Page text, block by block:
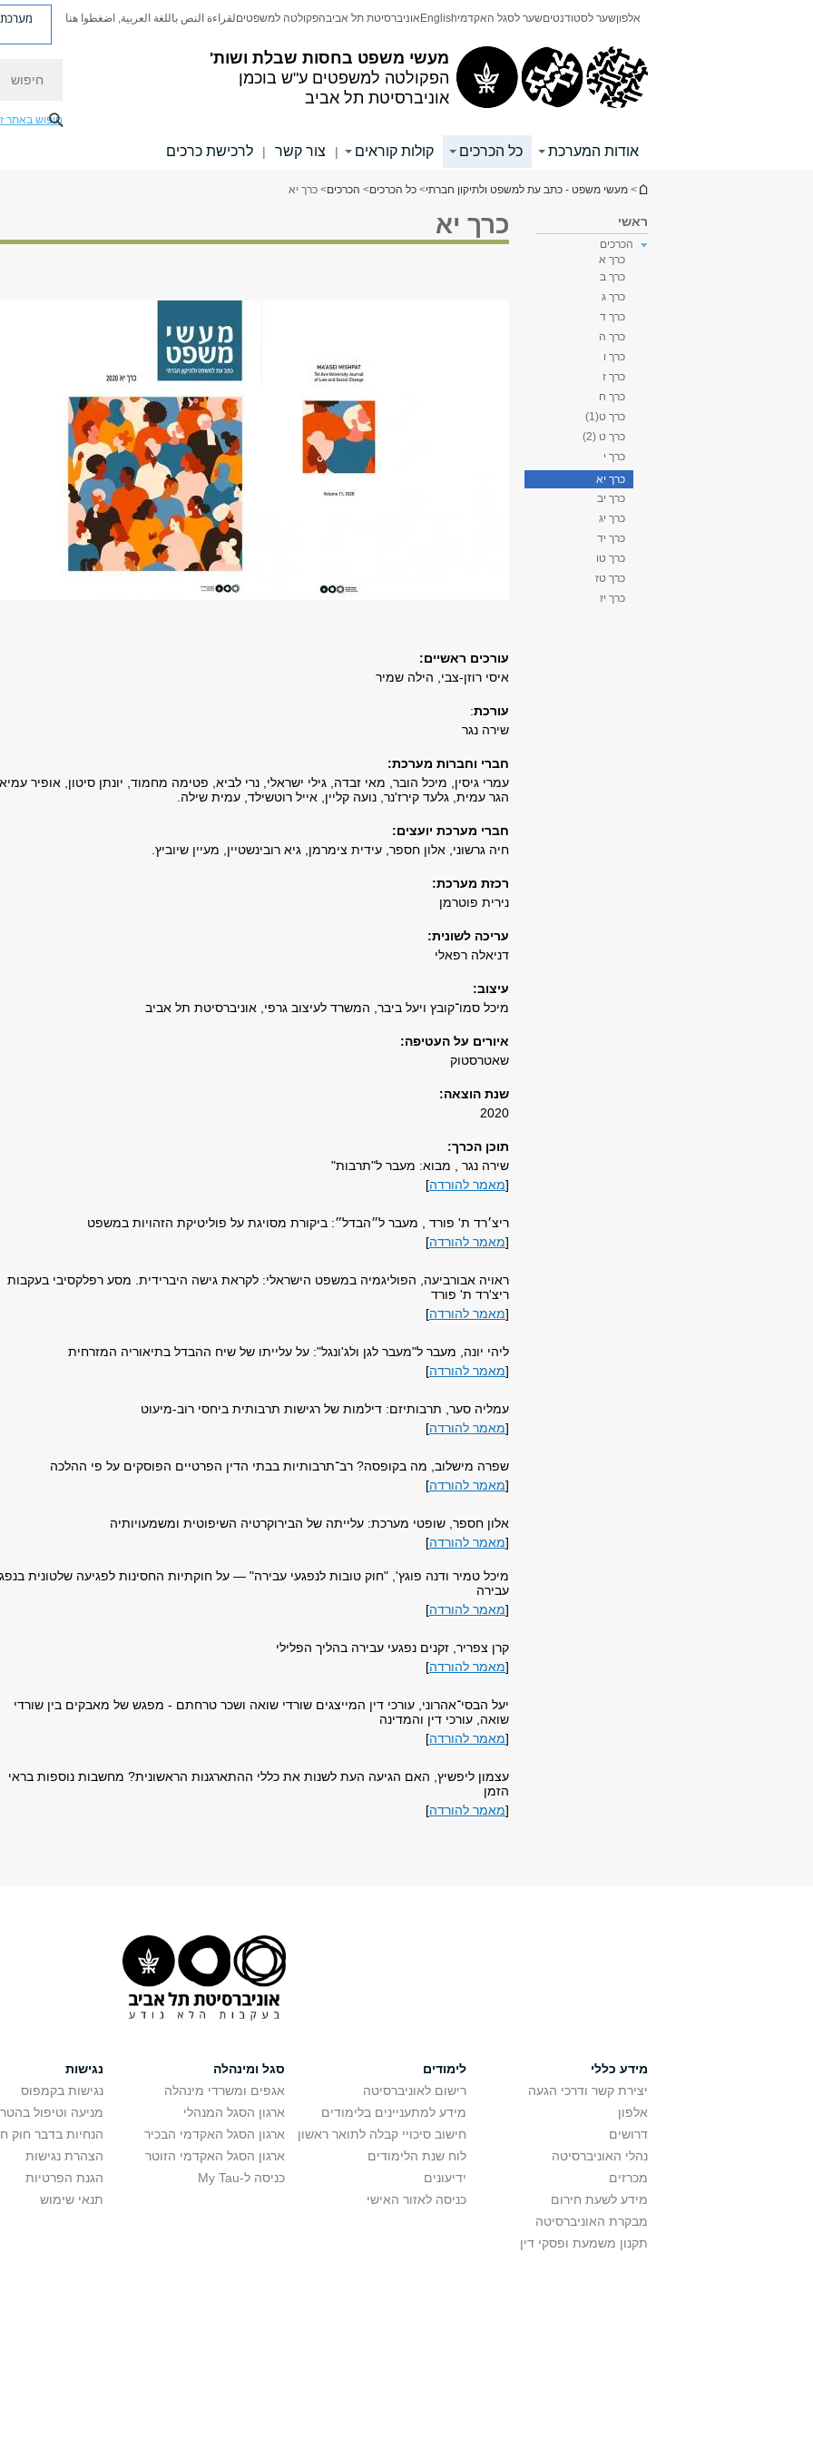
מעשי משפט בחסות שבלת ושות'
הפקולטה למשפטים ע"ש בוכמן
אוניברסיטת תל אביב
אלפוןשער לסטודנטיםשער לסגל האקדמיEnglish אוניברסיטת תל אביבהפקולטה למשפטיםلقراءة النص باللغة العربية, اضغطوا هنا מערכת
חיפוש באתר
אודות המערכת כל הכרכים קולות קוראים | צור קשר | לרכישת כרכים
הינך נמצא כאן
> מעשי משפט - כתב עת למשפט ולתיקון חברתי> כל הכרכים> הכרכים> כרך יא
ראשי
הכרכים
כרך א
כרך ב
כרך ג
כרך ד
כרך ה
כרך ו
כרך ז
כרך ח
כרך ט(1)
כרך ט (2)
כרך י
כרך יא
כרך יב
כרך יג
כרך יד
כרך טו
כרך טז
כרך יז
כרך יא
עורכים ראשיים:
איסי רוזן-צבי, הילה שמיר
עורכת:
שירה נגר
חברי וחברות מערכת​:
עמרי גיסין, מיכל הובר, מאי זבדה, גילי ישראלי, נרי לביא, פטימה מחמוד, יונתן סיטון, אופיר
הגר עמית, גלעד קירז'נר, נועה קליין, אייל רוטשילד, עמית שילה.
חברי מערכת יועצים​:
חיה גרשוני, אלון חספר, עידית צימרמן, גיא רובינשטיין, מעיין שיוביץ.
רכזת מערכת:
נירית פוטרמן
עריכה לשונית:
דניאלה רפאלי
עיצוב:
מיכל סמו־קובץ ויעל ביבר, המשרד לעיצוב גרפי, אוניברסיטת תל אביב
איורים על העטיפה:
שאטרסטוק
שנת הוצאה:
2020
תוכן הכרך:
שירה נגר , מבוא: מעבר ל"תרבות"
[מאמר להורדה]
ריצ׳רד ת' פורד , מעבר ל״הבדל״: ביקורת מסויגת על פוליטיקת הזהויות במשפט
[מאמר להורדה]
ראויה אבורביעה, הפוליגמיה במשפט הישראלי: לקראת גישה היברידית. מסע רפלקסיבי בעקבות
ריצ'רד ת' פורד
[מאמר להורדה]
ליהי יונה, מעבר ל"מעבר לגן ולג'ונגל": על עלייתו של שיח ההבדל בתיאוריה המזרחית
[מאמר להורדה]
עמליה סער, תרבותיזם: דילמות של רגישות תרבותית ביחסי רוב-מיעוט
[מאמר להורדה]
שפרה מישלוב, מה בקופסה? רב־תרבותיות בבתי הדין הפרטיים הפוסקים על פי ההלכה
[מאמר להורדה]
אלון חספר, שופטי מערכת: עלייתה של הבירוקרטיה השיפוטית ומשמעויותיה
[מאמר להורדה]
מיכל טמיר ודנה פוגץ', "חוק טובות לנפגעי עבירה" — על חוקתיות החסינות לפגיעה שלטונית
עבירה
[מאמר להורדה]
קרן צפריר, זקנים נפגעי עבירה בהליך הפלילי
[מאמר להורדה]
יעל הבסי־אהרוני, עורכי דין המייצגים שורדי שואה ושכר טרחתם - מפגש של מאבקים בין שורדי
שואה, עורכי דין והמדינה
[מאמר להורדה]
עצמון ליפשיץ, האם הגיעה העת לשנות את כללי ההתארגנות הראשונית? מחשבות נוספות בראי
הזמן
[מאמר להורדה]
מידע כללי
יצירת קשר ודרכי הגעה
אלפון
דרושים
נהלי האוניברסיטה
מכרזים
מידע לשעת חירום
מבקרת האוניברסיטה
תקנון משמעת ופסקי דין
לימודים
רישום לאוניברסיטה
מידע למתעניינים בלימודים
חישוב סיכויי קבלה לתואר ראשון
לוח שנת הלימודים
ידיעונים
כניסה לאזור האישי
סגל ומינהלה
אגפים ומשרדי מינהלה
ארגון הסגל המנהלי
ארגון הסגל האקדמי הבכיר
ארגון הסגל האקדמי הזוטר
כניסה ל-My Tau
נגישות
נגישות בקמפוס
מניעה וטיפול
הנחיות בדבר חוק
הצהרת נגישות
הגנת הפרטיות
תנאי שימוש